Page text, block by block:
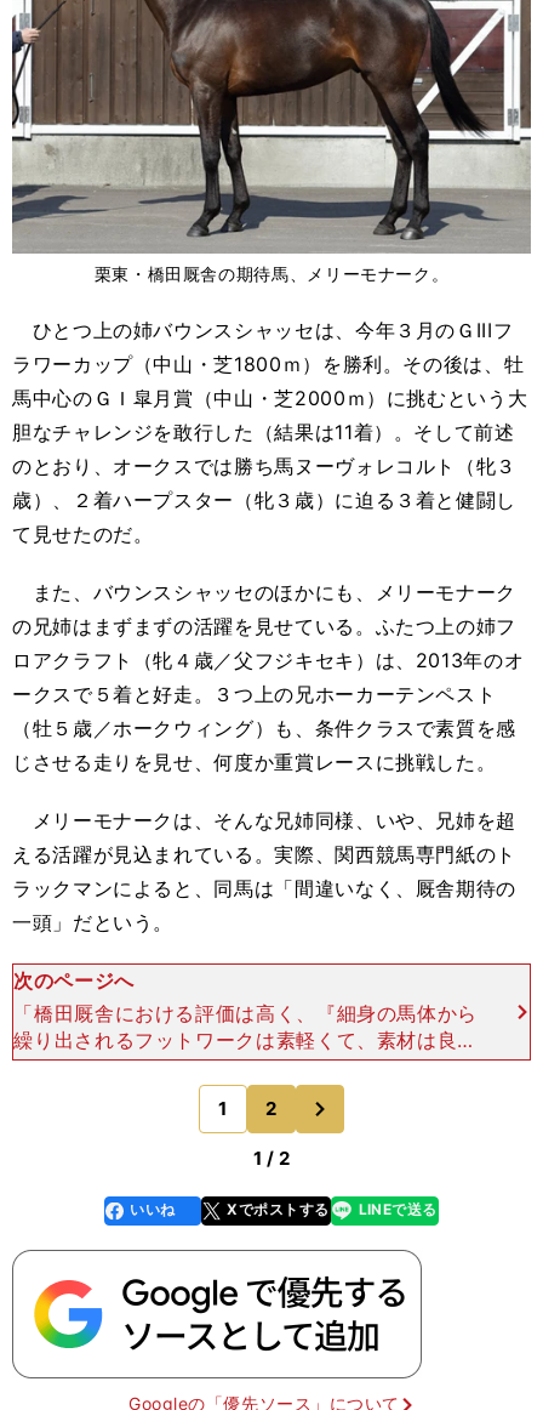
栗東・橋田厩舎の期待馬、メリーモナーク。
ひとつ上の姉バウンスシャッセは、今年３月のＧIIIフ
ラワーカップ（中山・芝1800ｍ）を勝利。その後は、牡
馬中心のＧＩ皐月賞（中山・芝2000ｍ）に挑むという大
胆なチャレンジを敢行した（結果は11着）。そして前述
のとおり、オークスでは勝ち馬ヌーヴォレコルト（牝３
歳）、２着ハープスター（牝３歳）に迫る３着と健闘し
て見せたのだ。
また、バウンスシャッセのほかにも、メリーモナーク
の兄姉はまずまずの活躍を見せている。ふたつ上の姉フ
ロアクラフト（牝４歳／父フジキセキ）は、2013年のオ
ークスで５着と好走。３つ上の兄ホーカーテンペスト
（牡５歳／ホークウィング）も、条件クラスで素質を感
じさせる走りを見せ、何度か重賞レースに挑戦した。
メリーモナークは、そんな兄姉同様、いや、兄姉を超
える活躍が見込まれている。実際、関西競馬専門紙のト
ラックマンによると、同馬は「間違いなく、厩舎期待の
一頭」だという。
次のページへ
「橋田厩舎における評価は高く、『細身の馬体から
繰り出されるフットワークは素軽くて、素材は良さ
そう』とのことですね。調教を重ねるごとに走りっ
ぷりも良化しています。デビューは、12月21日
（日）の２歳新馬
1 2
1 / 2
faceboo
k
いいね Xでポストする
line LINEで送る
Googleの「優先ソース」について